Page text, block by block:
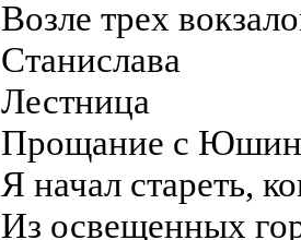
Возле трех
Станислава
Лестница
Прощание с
Я начал стареть,
Из освещенных